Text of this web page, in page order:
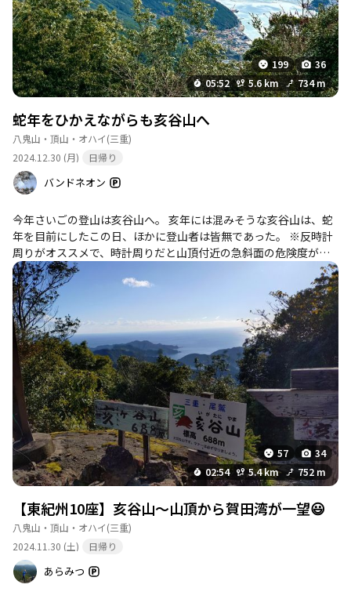
199
36
05:52
5.6 km 734 m
蛇年をひかえながらも亥谷山へ
八鬼山・頂山・オハイ(三重)
2024.12.30 (月)
日帰り
バンドネオン
今年さいごの登山は亥谷山へ。 亥年には混みそうな亥谷山は、蛇
年を目前にしたこの日、ほかに登山者は皆無であった。 ※反時計
周りがオススメで、時計周りだと山頂付近の急斜面の危険度が増
すうえ、道迷いの確率が高くなります。
57
34
02:54
5.4 km 752 m
【東紀州10座】亥谷山〜山頂から賀田湾が一望😃
八鬼山・頂山・オハイ(三重)
2024.11.30 (土)
日帰り
あらみつ